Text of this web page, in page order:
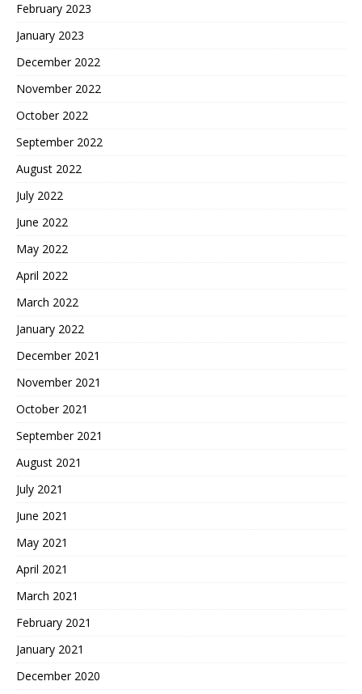
February 2023
January 2023
December 2022
November 2022
October 2022
September 2022
August 2022
July 2022
June 2022
May 2022
April 2022
March 2022
January 2022
December 2021
November 2021
October 2021
September 2021
August 2021
July 2021
June 2021
May 2021
April 2021
March 2021
February 2021
January 2021
December 2020